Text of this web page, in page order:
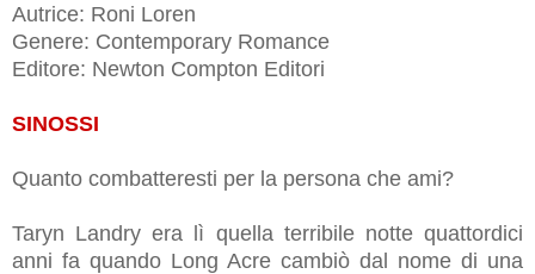
Autrice: Roni Loren
Genere: Contemporary Romance
Editore: Newton Compton Editori
SINOSSI
Quanto combatteresti per la persona che ami?
Taryn Landry era lì quella terribile notte quattordici
anni fa quando Long Acre cambiò dal nome di una